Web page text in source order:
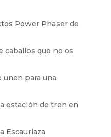
Power Phaser de
caballos que no os
unen para una
estación de tren en
Escauriaza